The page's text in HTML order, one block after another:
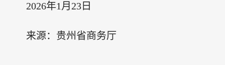
2026年1月23日
来源：贵州省商务厅